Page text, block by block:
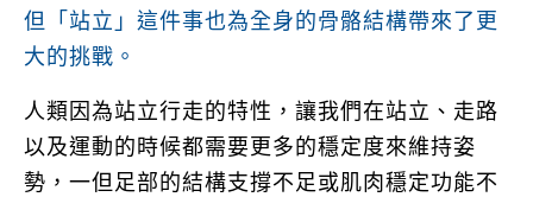
但「站立」這件事也為全身的骨骼結構帶來了更
大的挑戰。
人類因為站立行走的特性，讓我們在站立、走路
以及運動的時候都需要更多的穩定度來維持姿
勢，一但足部的結構支撐不足或肌肉穩定功能不